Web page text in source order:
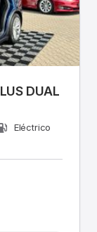
DUAL
Eléctrico